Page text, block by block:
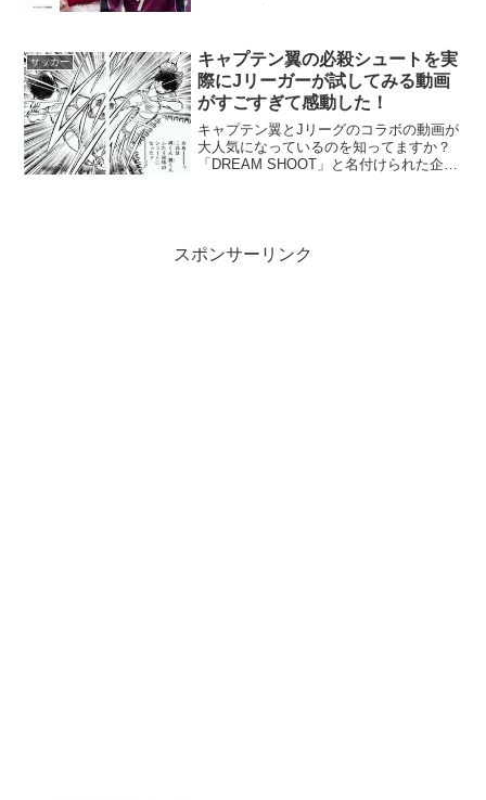
イテッド】で活躍した初...
サッカー
キャプテン翼の必殺シュートを実
際にJリーガーが試してみる動画
がすごすぎて感動した！
キャプテン翼とJリーグのコラボの動画が
大人気になっているのを知ってますか？
「DREAM SHOOT」と名付けられた企画
スポンサーリンク